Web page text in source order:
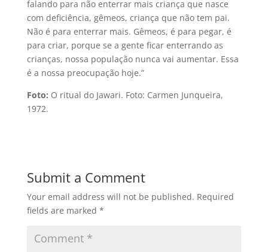
falando para não enterrar mais criança que nasce
com deficiência, gêmeos, criança que não tem pai.
Não é para enterrar mais. Gêmeos, é para pegar, é
para criar, porque se a gente ficar enterrando as
crianças, nossa população nunca vai aumentar. Essa
é a nossa preocupação hoje.”
Foto: O ritual do Jawari. Foto: Carmen Junqueira,
1972.
Submit a Comment
Your email address will not be published. Required
fields are marked *